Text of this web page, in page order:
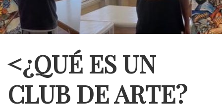
<¿QUÉ ES UN
CLUB DE ARTE?